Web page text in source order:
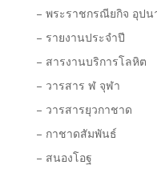
– พระราชกรณียกิจ อุปน
– รายงานประจำปี
– สารงานบริการโลหิต
– วารสาร ฬ จุฬา
– วารสารยุวกาชาด
– กาชาดสัมพันธ์
– สนองโอฐ